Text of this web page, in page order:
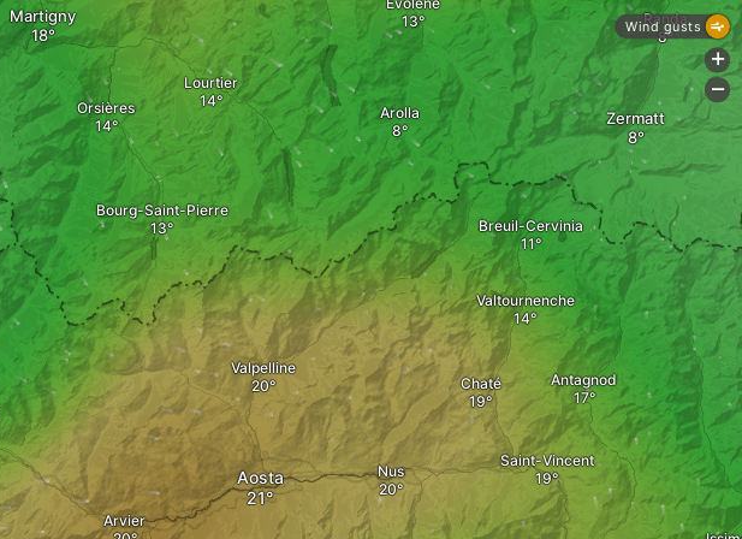
Valpelline
Arvier
Aosta
Bourg-Saint-Pierre
Lourtier
Orsières
Nus
Chaté Antagnod
Saint-Vincent
Arolla
Valtournenche
Breuil-Cervinia
Martigny
Zermatt
Randa
Wind gusts
+
-